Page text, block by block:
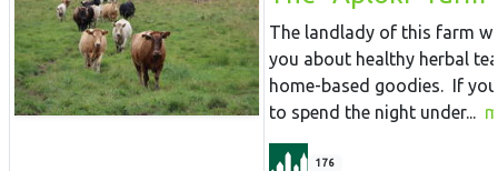
The landlady of this farm
you about healthy herbal
home-based goodies. If
to spend the night under...
176